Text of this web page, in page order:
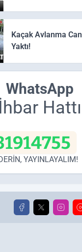
Kaçak Avlanma Can
Yaktı!
WhatsApp
İhbar Hattı
YAYINLAYALIM!